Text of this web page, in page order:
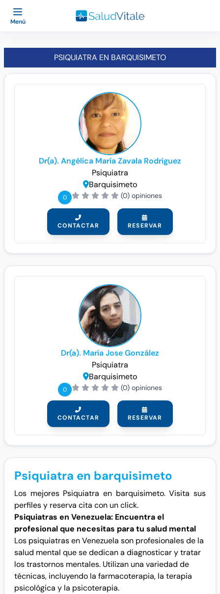
Menú
PSIQUIATRA EN BARQUISIMETO
Dr(a). Angélica María Zavala Rodriguez
Psiquiatra
Barquisimeto
0 (0) opiniones
CONTACTAR RESERVAR
Dr(a). María Jose González
Psiquiatra
Barquisimeto
0 (0) opiniones
CONTACTAR RESERVAR
Psiquiatra en barquisimeto
Los mejores Psiquiatra en barquisimeto. Visita sus
perfiles y reserva cita con un click.
Psiquiatras en Venezuela: Encuentra el
profesional que necesitas para tu salud mental
Los psiquiatras en Venezuela son profesionales de la
salud mental que se dedican a diagnosticar y tratar
los trastornos mentales. Utilizan una variedad de
técnicas, incluyendo la farmacoterapia, la terapia
psicológica y la psicoterapia.